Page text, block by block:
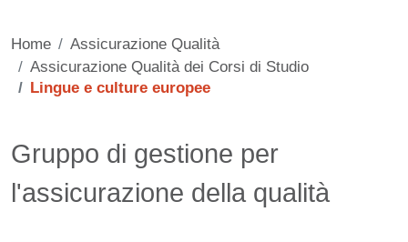
Home
Assicurazione Qualità
Assicurazione Qualità dei Corsi di Studio
Lingue e culture europee
Contenuto
Gruppo di gestione per
l'assicurazione della qualità